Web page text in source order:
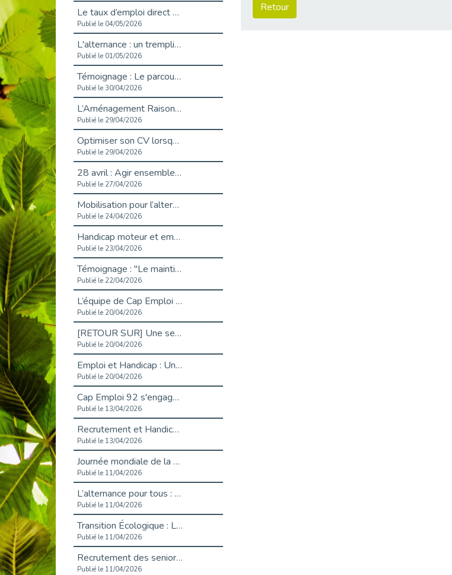
Le taux d’emploi direct dans la fonction publique dépasse 6 % en 2025
Publié le 04/05/2026
L'alternance : un tremplin vers l'emploi aussi pour les personnes en situation de handicap
Publié le 01/05/2026
Témoignage : Le parcours de Marc, 44 ans
Publié le 30/04/2026
L’Aménagement Raisonnable : Un Levier pour l’Équité
Publié le 29/04/2026
Optimiser son CV lorsqu’on est en situation de handicap
Publié le 29/04/2026
28 avril : Agir ensemble pour une culture de prévention au travail
Publié le 27/04/2026
Mobilisation pour l’alternance et le handicap
Publié le 24/04/2026
Handicap moteur et emploi : réussir ses recrutements vidéo
Publié le 23/04/2026
Témoignage : "Le maintien en emploi est un investissement, pas une contrainte."
Publié le 22/04/2026
L’équipe de Cap Emploi 92 s’agrandit : Bienvenue à Charmila, Khoudia et Fadila !
Publié le 20/04/2026
[RETOUR SUR] Une session de recrutement inclusive réussie à Asnières !
Publié le 20/04/2026
Emploi et Handicap : Une alliance de style entre Cap Emploi 92 et La Cravate Solidaire
Publié le 20/04/2026
Cap Emploi 92 s'engage pour la santé mentale : La formation PSSM au cœur de l'accompagnement
Publié le 13/04/2026
Recrutement et Handicap : Et si vous testiez avant de vous engager ?
Publié le 13/04/2026
Journée mondiale de la maladie de Parkinson : Mieux comprendre pour mieux accompagner
Publié le 11/04/2026
L’alternance pour tous : Cap Emploi 92 et Seine Ouest Entreprise et Emploi mobilisés à Boulogne-Billancourt
Publié le 11/04/2026
Transition Écologique : Les Cap Emploi 75,92 et 93 s’engagent pour un Numérique Responsable
Publié le 11/04/2026
Recrutement des seniors : Un levier de transformation pour les ETI franciliennes
Publié le 11/04/2026
Retour